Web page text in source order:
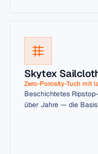
Skytex
Zero-Porosity-Tuch mit
Beschichtetes
über Jahre — die